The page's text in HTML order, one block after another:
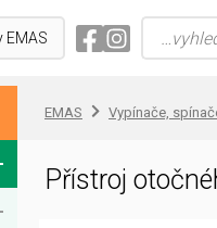
EMAS
EMAS Vypínače,
Přístroj